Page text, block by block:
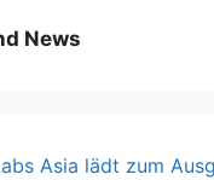
News
Asia lädt zum